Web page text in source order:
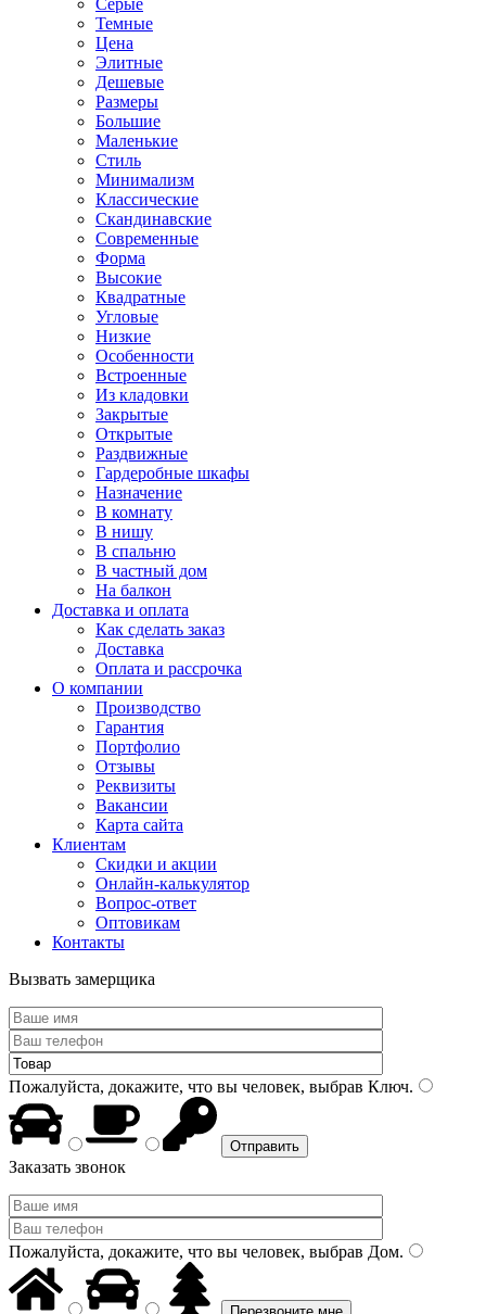
Серые
Темные
Цена
Элитные
Дешевые
Размеры
Большие
Маленькие
Стиль
Минимализм
Классические
Скандинавские
Современные
Форма
Высокие
Квадратные
Угловые
Низкие
Особенности
Встроенные
Из кладовки
Закрытые
Открытые
Раздвижные
Гардеробные шкафы
Назначение
В комнату
В нишу
В спальню
В частный дом
На балкон
Доставка и оплата
Как сделать заказ
Доставка
Оплата и рассрочка
О компании
Производство
Гарантия
Портфолио
Отзывы
Реквизиты
Вакансии
Карта сайта
Клиентам
Скидки и акции
Онлайн-калькулятор
Вопрос-ответ
Оптовикам
Контакты
Вызвать замерщика
Пожалуйста, докажите, что вы человек, выбрав Ключ.
Заказать звонок
Пожалуйста, докажите, что вы человек, выбрав Дом.